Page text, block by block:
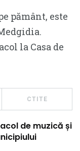
pământ, este
la Casa de
CTITE
de muzică și